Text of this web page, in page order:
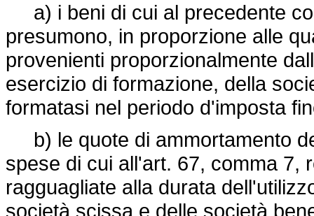
a) i beni di cui al precedente
presumono, in proporzione alle
provenienti proporzionalmente
esercizio di formazione, della
formatasi nel periodo d'imposta
b) le quote di ammortamento
spese di cui all'art. 67, comma 7,
ragguagliate alla durata
società scissa e delle società